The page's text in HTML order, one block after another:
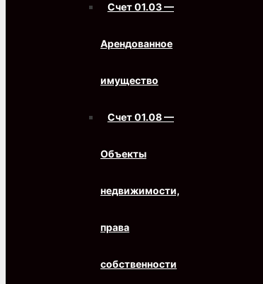
Счет 01.03 —
Арендованное
имущество
Счет 01.08 —
Объекты
недвижимости,
права
собственности